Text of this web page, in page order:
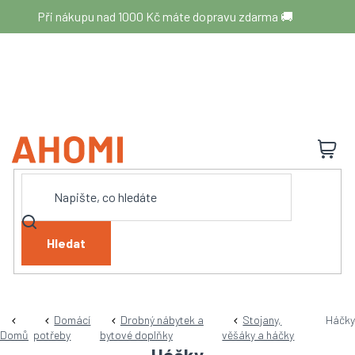
obsah
Při nákupu nad 1000 Kč máte dopravu zdarma 🚚
Hledat
Domů
Domácí
potřeby
Drobný nábytek a
bytové doplňky
Stojany,
věšáky a háčky
Háčky